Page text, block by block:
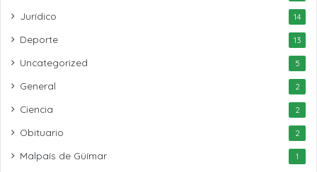
Jurídico 14
Deporte 13
Uncategorized 5
General 2
Ciencia 2
Obituario 2
Malpaís de Güímar 1